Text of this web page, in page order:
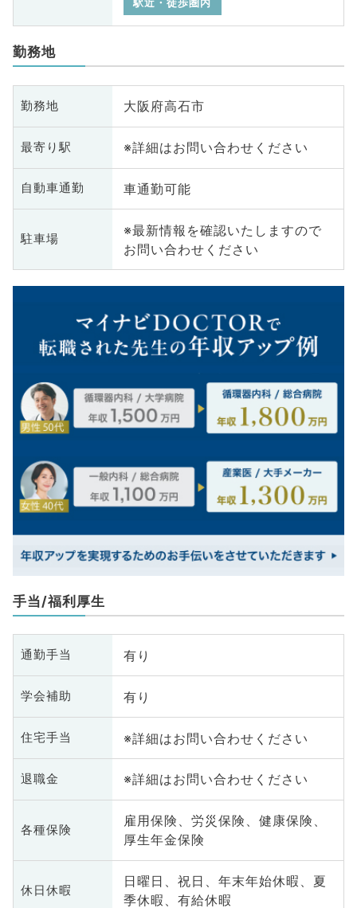
駅近・徒歩圏内
勤務地
勤務地 大阪府高石市
最寄り駅 ※詳細はお問い合わせください
自動車通勤 車通勤可能
駐車場
※最新情報を確認いたしますので
お問い合わせください
手当/福利厚生
通勤手当 有り
学会補助 有り
住宅手当 ※詳細はお問い合わせください
退職金 ※詳細はお問い合わせください
各種保険
雇用保険、労災保険、健康保険、
厚生年金保険
休日休暇
日曜日、祝日、年末年始休暇、夏
季休暇、有給休暇